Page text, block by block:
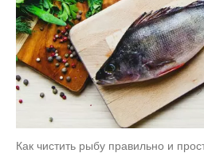
Как чистить рыбу правильно и